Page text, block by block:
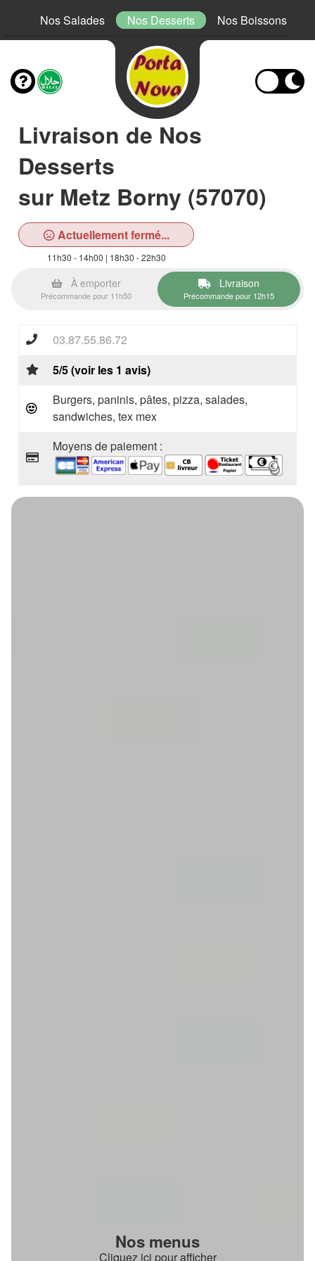
Nos Salades Nos Desserts Nos Boissons
Livraison de Nos
Desserts
sur Metz Borny (57070)
Actuellement fermé...
11h30 - 14h00 | 18h30 - 22h30
À emporter
Précommande pour 11h50
Livraison
Précommande pour 12h15
03.87.55.86.72
5/5 (voir les 1 avis)
Burgers, paninis, pâtes, pizza, salades,
sandwiches, tex mex
Moyens de paiement :
Nos menus
Cliquez ici pour afficher